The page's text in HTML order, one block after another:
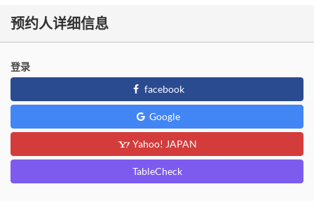
预约人详细信息
登录
facebook
Google
Yahoo! JAPAN
TableCheck